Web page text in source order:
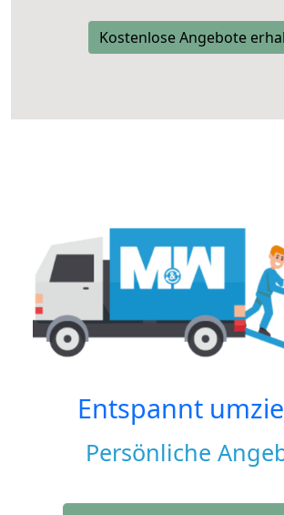
Kostenlose Angebote
Entspannt
Persönliche